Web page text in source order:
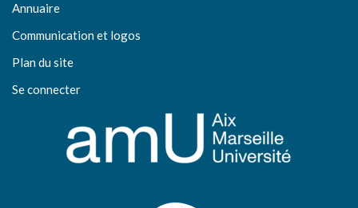
Annuaire
Communication et logos
Plan du site
Se connecter